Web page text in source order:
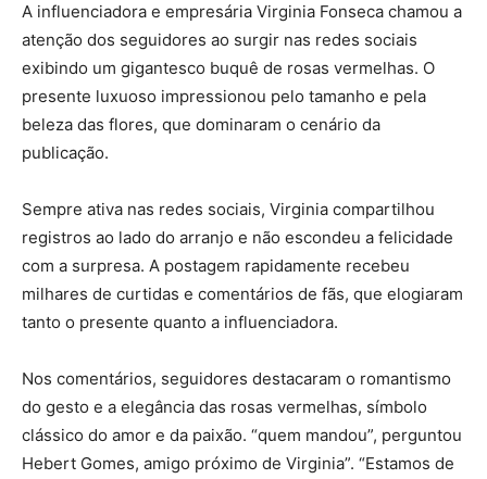
A influenciadora e empresária Virginia Fonseca chamou a
atenção dos seguidores ao surgir nas redes sociais
exibindo um gigantesco buquê de rosas vermelhas. O
presente luxuoso impressionou pelo tamanho e pela
beleza das flores, que dominaram o cenário da
publicação.
Sempre ativa nas redes sociais, Virginia compartilhou
registros ao lado do arranjo e não escondeu a felicidade
com a surpresa. A postagem rapidamente recebeu
milhares de curtidas e comentários de fãs, que elogiaram
tanto o presente quanto a influenciadora.
Nos comentários, seguidores destacaram o romantismo
do gesto e a elegância das rosas vermelhas, símbolo
clássico do amor e da paixão. “quem mandou”, perguntou
Hebert Gomes, amigo próximo de Virginia”. “Estamos de